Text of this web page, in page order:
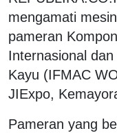
mengamati
pameran
Internasional
Kayu (IFMAC
JIExpo,
Pameran yang